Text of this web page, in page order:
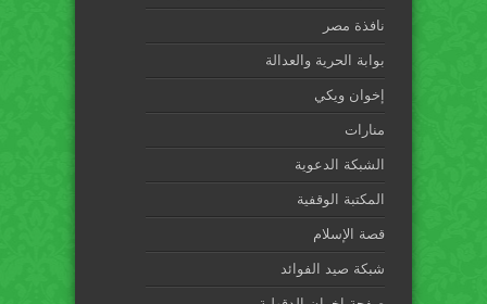
نافذة مصر
بوابة الحرية والعدالة
إخوان ويكي
منارات
الشبكة الدعوية
المكتبة الوقفية
قصة الإسلام
شبكة صيد الفوائد